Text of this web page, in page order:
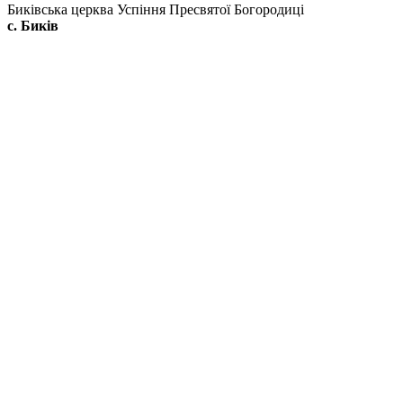
Биківська церква Успіння Пресвятої Богородиці
с. Биків